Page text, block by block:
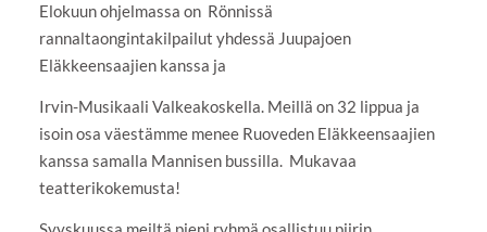
Elokuun ohjelmassa on Rönnissä
rannaltaongintakilpailut yhdessä Juupajoen
Eläkkeensaajien kanssa ja
Irvin-Musikaali Valkeakoskella. Meillä on 32 lippua ja
isoin osa väestämme menee Ruoveden Eläkkeensaajien
kanssa samalla Mannisen bussilla. Mukavaa
teatterikokemusta!